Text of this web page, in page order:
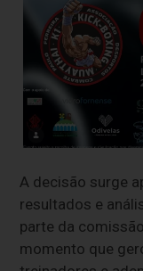
A decisão surge
resultados e
parte da
momento que